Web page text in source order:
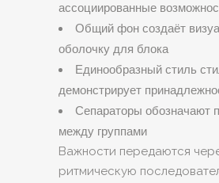
ассоциированные
Общий фон создаёт
оболочку для блока
Единообразный стиль
демонстрирует
Сепараторы обозначают
между группами
Важности передаются
ритмическую